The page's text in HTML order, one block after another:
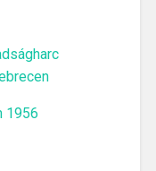
1956